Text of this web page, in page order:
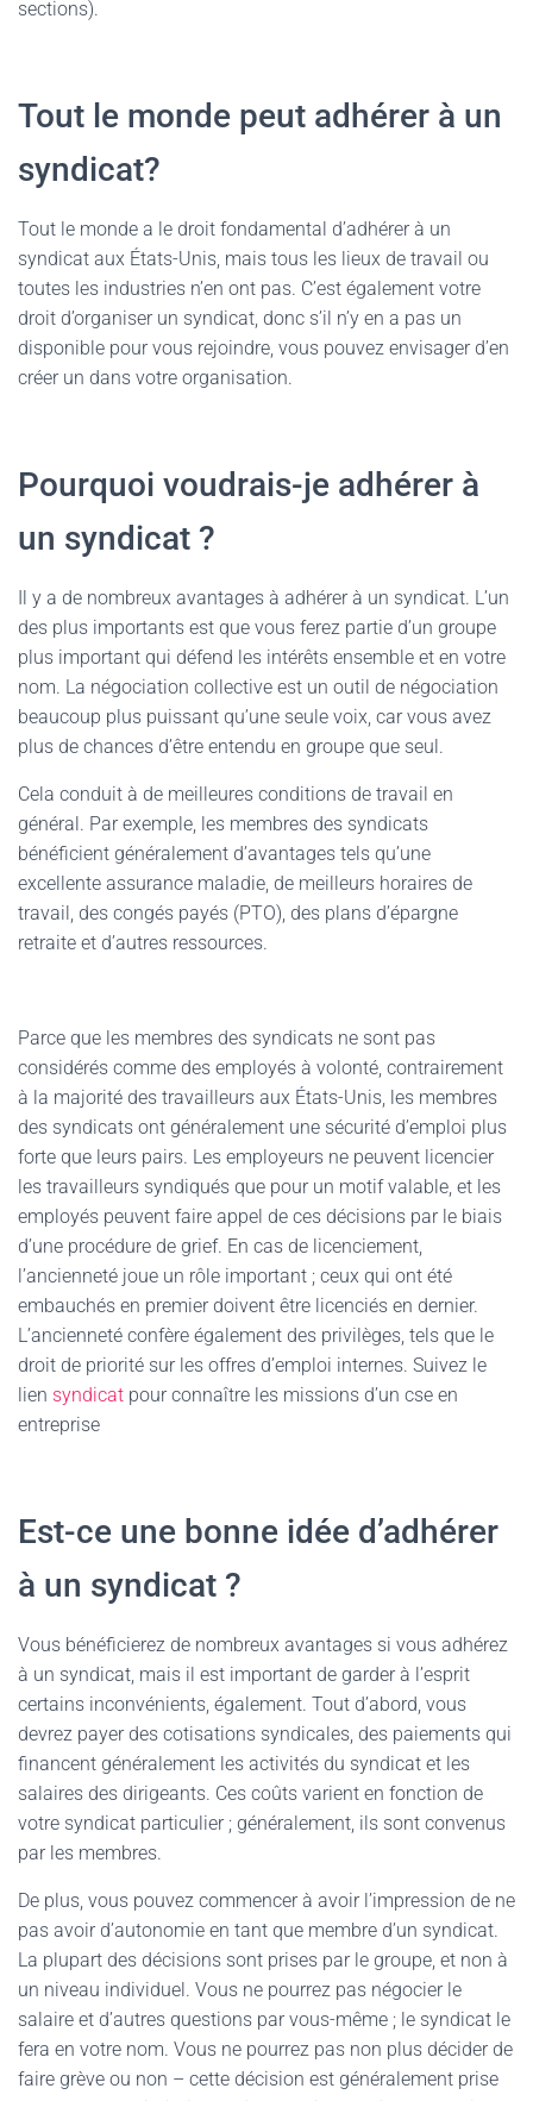
sections).
Tout le monde peut adhérer à un
syndicat?
Tout le monde a le droit fondamental d’adhérer à un
syndicat aux États-Unis, mais tous les lieux de travail ou
toutes les industries n’en ont pas. C’est également votre
droit d’organiser un syndicat, donc s’il n’y en a pas un
disponible pour vous rejoindre, vous pouvez envisager d’en
créer un dans votre organisation.
Pourquoi voudrais-je adhérer à
un syndicat ?
Il y a de nombreux avantages à adhérer à un syndicat. L’un
des plus importants est que vous ferez partie d’un groupe
plus important qui défend les intérêts ensemble et en votre
nom. La négociation collective est un outil de négociation
beaucoup plus puissant qu’une seule voix, car vous avez
plus de chances d’être entendu en groupe que seul.
Cela conduit à de meilleures conditions de travail en
général. Par exemple, les membres des syndicats
bénéficient généralement d’avantages tels qu’une
excellente assurance maladie, de meilleurs horaires de
travail, des congés payés (PTO), des plans d’épargne
retraite et d’autres ressources.
Parce que les membres des syndicats ne sont pas
considérés comme des employés à volonté, contrairement
à la majorité des travailleurs aux États-Unis, les membres
des syndicats ont généralement une sécurité d’emploi plus
forte que leurs pairs. Les employeurs ne peuvent licencier
les travailleurs syndiqués que pour un motif valable, et les
employés peuvent faire appel de ces décisions par le biais
d’une procédure de grief. En cas de licenciement,
l’ancienneté joue un rôle important ; ceux qui ont été
embauchés en premier doivent être licenciés en dernier.
L’ancienneté confère également des privilèges, tels que le
droit de priorité sur les offres d’emploi internes. Suivez le
lien syndicat pour connaître les missions d’un cse en
entreprise
Est-ce une bonne idée d’adhérer
à un syndicat ?
Vous bénéficierez de nombreux avantages si vous adhérez
à un syndicat, mais il est important de garder à l’esprit
certains inconvénients, également. Tout d’abord, vous
devrez payer des cotisations syndicales, des paiements qui
financent généralement les activités du syndicat et les
salaires des dirigeants. Ces coûts varient en fonction de
votre syndicat particulier ; généralement, ils sont convenus
par les membres.
De plus, vous pouvez commencer à avoir l’impression de ne
pas avoir d’autonomie en tant que membre d’un syndicat.
La plupart des décisions sont prises par le groupe, et non à
un niveau individuel. Vous ne pourrez pas négocier le
salaire et d’autres questions par vous-même ; le syndicat le
fera en votre nom. Vous ne pourrez pas non plus décider de
faire grève ou non – cette décision est généralement prise